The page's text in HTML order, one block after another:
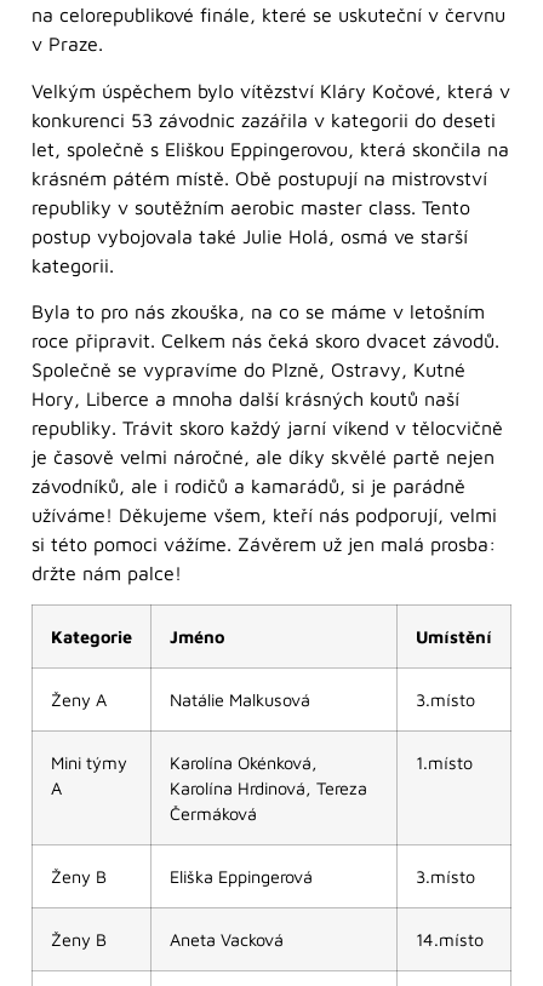
na celorepublikové finále, které se uskuteční v červnu
v Praze.
Velkým úspěchem bylo vítězství Kláry Kočové, která v
konkurenci 53 závodnic zazářila v kategorii do deseti
let, společně s Eliškou Eppingerovou, která skončila na
krásném pátém místě. Obě postupují na mistrovství
republiky v soutěžním aerobic master class. Tento
postup vybojovala také Julie Holá, osmá ve starší
kategorii.
Byla to pro nás zkouška, na co se máme v letošním
roce připravit. Celkem nás čeká skoro dvacet závodů.
Společně se vypravíme do Plzně, Ostravy, Kutné
Hory, Liberce a mnoha další krásných koutů naší
republiky. Trávit skoro každý jarní víkend v tělocvičně
je časově velmi náročné, ale díky skvělé partě nejen
závodníků, ale i rodičů a kamarádů, si je parádně
užíváme! Děkujeme všem, kteří nás podporují, velmi
si této pomoci vážíme. Závěrem už jen malá prosba:
držte nám palce!
Kategorie Jméno Umístění
Ženy A Natálie Malkusová 3.místo
Mini týmy
A
Karolína Okénková,
Karolína Hrdinová, Tereza
Čermáková
1.místo
Ženy B Eliška Eppingerová 3.místo
Ženy B Aneta Vacková 14.místo